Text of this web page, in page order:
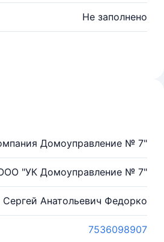
Не заполнено
Домоуправление № 7"
"УК Домоуправление № 7"
Сергей Анатольевич Федорко
7536098907